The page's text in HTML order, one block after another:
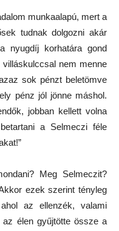
munkaalapú, mert a
tudnak dolgozni akár
nyugdíj korhatára gond
villáskulccsal nem menne
sok pénzt beletömve
pénz jól jönne máshol.
jobban kellett volna
a Selmeczi féle
Meg Selmeczit?
ezek szerint tényleg
az ellenzék, valami
élen gyűjtötte össze a